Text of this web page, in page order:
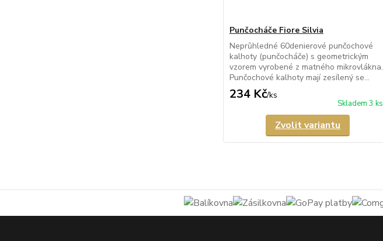
Punčocháče Fiore Silvia
Neprůhledné 60denierové punčochové
kalhoty (punčocháče) s geometrickým
vzorem vyrobené z matného mikrovlákna.
Punčochové kalhoty mají zesílený se...
234 Kč/ks
Skladem 3 ks
Zvolit variantu